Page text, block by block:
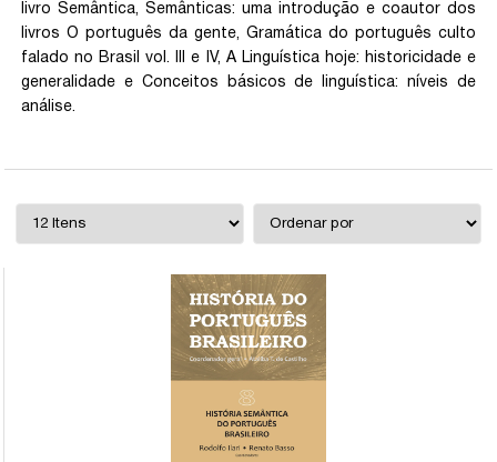
livro Semântica, Semânticas: uma introdução e coautor dos
livros O português da gente, Gramática do português culto
falado no Brasil vol. III e IV, A Linguística hoje: historicidade e
generalidade e Conceitos básicos de linguística: níveis de
análise.